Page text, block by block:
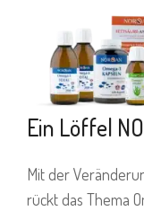
Ein Löffel
Mit der
rückt das Thema